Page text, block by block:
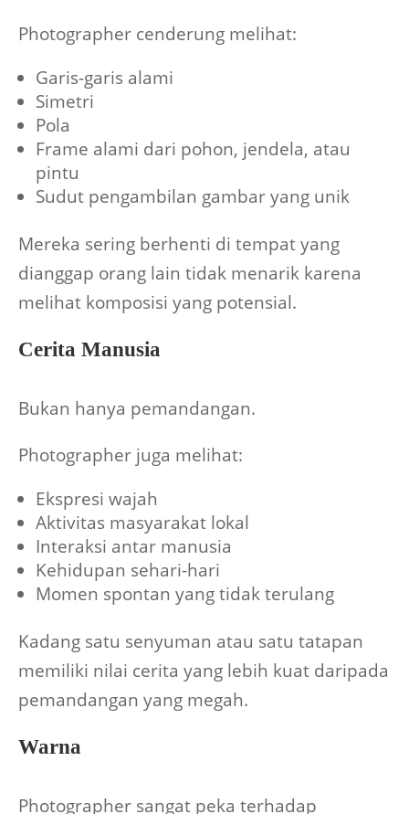
Photographer cenderung melihat:
Garis-garis alami
Simetri
Pola
Frame alami dari pohon, jendela, atau
pintu
Sudut pengambilan gambar yang unik
Mereka sering berhenti di tempat yang
dianggap orang lain tidak menarik karena
melihat komposisi yang potensial.
Cerita Manusia
Bukan hanya pemandangan.
Photographer juga melihat:
Ekspresi wajah
Aktivitas masyarakat lokal
Interaksi antar manusia
Kehidupan sehari-hari
Momen spontan yang tidak terulang
Kadang satu senyuman atau satu tatapan
memiliki nilai cerita yang lebih kuat daripada
pemandangan yang megah.
Warna
Photographer sangat peka terhadap